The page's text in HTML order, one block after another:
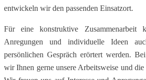
entwickeln ​wir den passenden Einsatzort.
Für eine konstruktive Zusammenarbeit
Anregungen und ​individuelle Ideen
persönlichen Gespräch erörtert werden.
wir Ihnen gerne ​unsere Arbeitsweise und